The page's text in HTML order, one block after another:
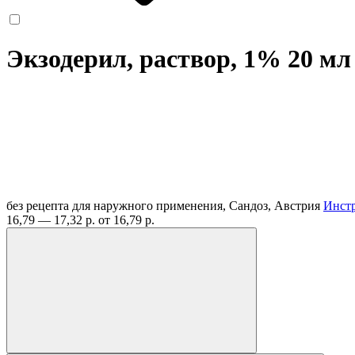
Экзодерил, раствор, 1% 20 мл
без рецепта для наружного применения, Сандоз, Австрия
16,79 — 17,32 р. от 16,79 р.